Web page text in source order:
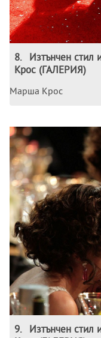
8.
Изтънчен стил
Крос (ГАЛЕРИЯ)
Марша Крос
9.
Изтънчен стил